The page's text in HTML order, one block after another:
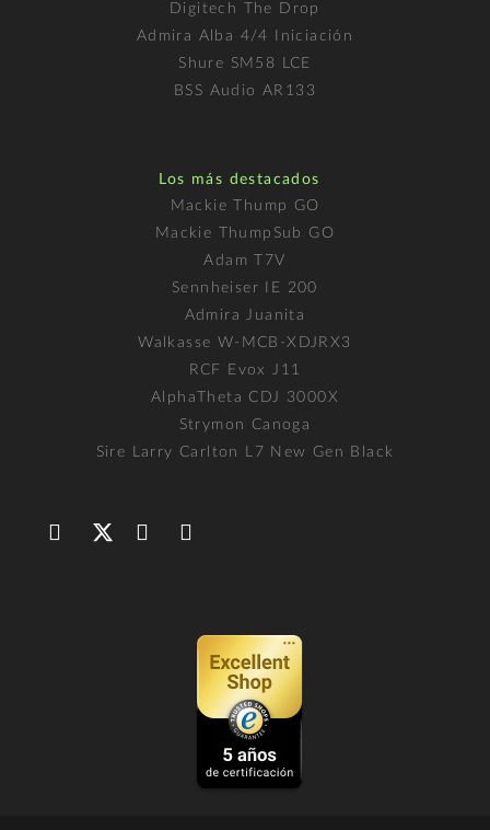
Digitech The Drop
Admira Alba 4/4 Iniciación
Shure SM58 LCE
BSS Audio AR133
Los más destacados
Mackie Thump GO
Mackie ThumpSub GO
Adam T7V
Sennheiser IE 200
Admira Juanita
Walkasse W-MCB-XDJRX3
RCF Evox J11
AlphaTheta CDJ 3000X
Strymon Canoga
Sire Larry Carlton L7 New Gen Black